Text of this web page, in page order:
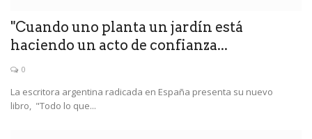
"Cuando uno planta un jardín está
haciendo un acto de confianza...
0
La escritora argentina radicada en España presenta su nuevo
libro, "Todo lo que...